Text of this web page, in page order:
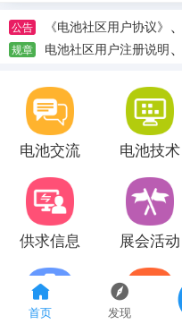
首页 发现
公告 《电池社区用户协议》 、
规章 电池社区用户注册说明、
电池交流 电池技术
供求信息 展会活动